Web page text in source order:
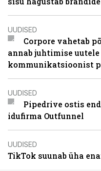
UUDISED
Corpore vahetab
annab juhtimise
kommunikatsioonist
UUDISED
Pipedrive ostis
idufirma Outfunnel
UUDISED
TikTok suunab üha